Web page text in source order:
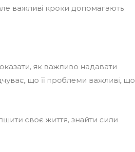
важливі кроки допомагають
як важливо надавати
що її проблеми важливі, що
своє життя, знайти сили